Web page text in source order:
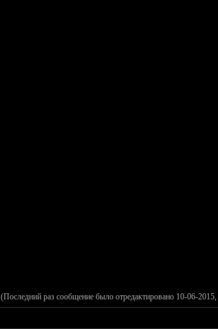
(Последний раз сообщение было отредактировано 10-06-